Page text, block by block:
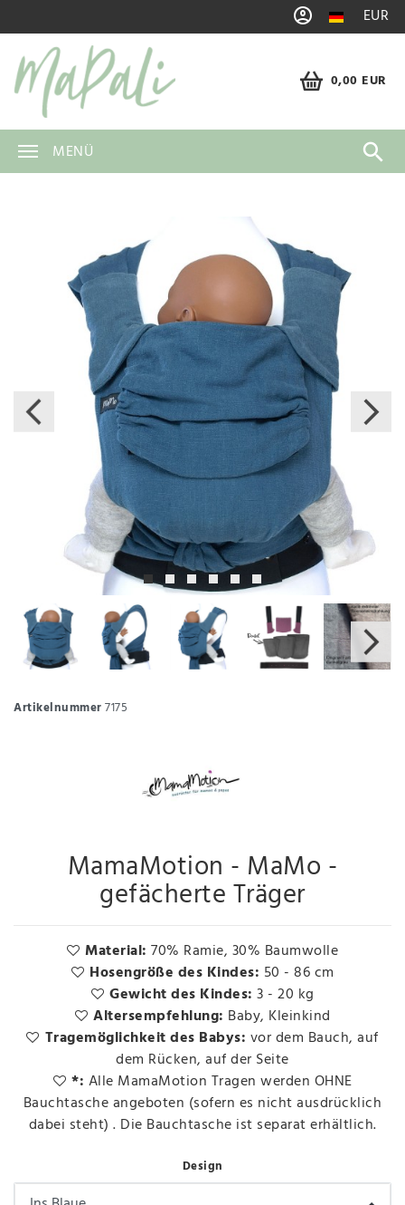
EUR
0,00 EUR
MENÜ
Artikelnummer7175
MamaMotion - MaMo -
gefächerte Träger
Material:70% Ramie, 30% Baumwolle
Hosengröße des Kindes: 50 - 86 cm
Gewicht des Kindes: 3 - 20 kg
Altersempfehlung: Baby, Kleinkind
Tragemöglichkeit des Babys: vor dem Bauch, auf
dem Rücken, auf der Seite
*: Alle MamaMotion Tragen werden OHNE
Bauchtasche angeboten (sofern es nicht ausdrücklich
dabei steht) . Die Bauchtasche ist separat erhältlich.
Design